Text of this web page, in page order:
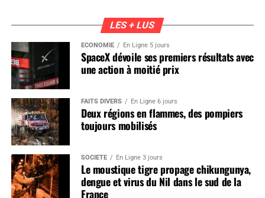
LES + LUS
ÉCONOMIE En Ligne 5 jours
SpaceX dévoile ses premiers résultats avec
une action à moitié prix
FAITS DIVERS En Ligne 6 jours
Deux régions en flammes, des pompiers
toujours mobilisés
SOCIÉTÉ En Ligne 3 jours
Le moustique tigre propage chikungunya,
dengue et virus du Nil dans le sud de la
France